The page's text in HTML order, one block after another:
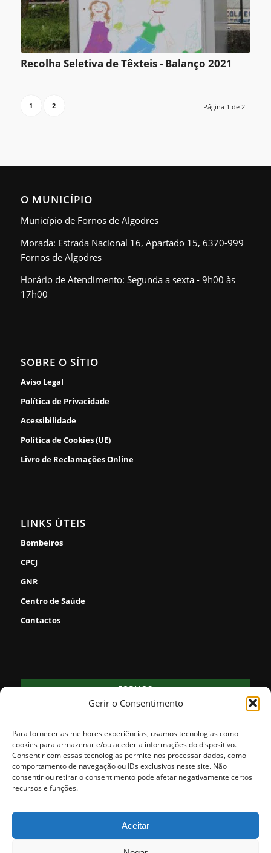
Gerir o Consentimento
Para fornecer as melhores experiências, usamos tecnologias como
cookies para armazenar e/ou aceder a informações do dispositivo.
Consentir com essas tecnologias permite-nos processar dados, como
comportamento de navegação ou IDs exclusivos neste site. Não
consentir ou retirar o consentimento pode afetar negativamente certos
recursos e funções.
Aceitar
Recolha Seletiva de Têxteis - Balanço 2021
Página 1 de 2
1 2
O MUNICÍPIO
Município de Fornos de Algodres
Morada: Estrada Nacional 16, Apartado 15, 6370-999
Fornos de Algodres
Horário de Atendimento: Segunda a sexta - 9h00 às
17h00
SOBRE O SÍTIO
Aviso Legal
Política de Privacidade
Acessibilidade
Política de Cookies (UE)
Livro de Reclamações Online
LINKS ÚTEIS
Bombeiros
CPCJ
GNR
Centro de Saúde
Contactos
FORNOS
22
vento: 1m/s O
MAX 22 • MIN 22
31° 25 °